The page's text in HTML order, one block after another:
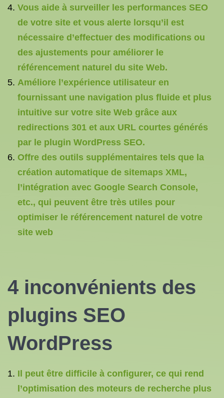
Vous aide à surveiller les performances SEO
de votre site et vous alerte lorsqu’il est
nécessaire d’effectuer des modifications ou
des ajustements pour améliorer le
référencement naturel du site Web.
Améliore l’expérience utilisateur en
fournissant une navigation plus fluide et plus
intuitive sur votre site Web grâce aux
redirections 301 et aux URL courtes générés
par le plugin WordPress SEO.
Offre des outils supplémentaires tels que la
création automatique de sitemaps XML,
l’intégration avec Google Search Console,
etc., qui peuvent être très utiles pour
optimiser le référencement naturel de votre
site web
4 inconvénients des
plugins SEO
WordPress
Il peut être difficile à configurer, ce qui rend
l’optimisation des moteurs de recherche plus